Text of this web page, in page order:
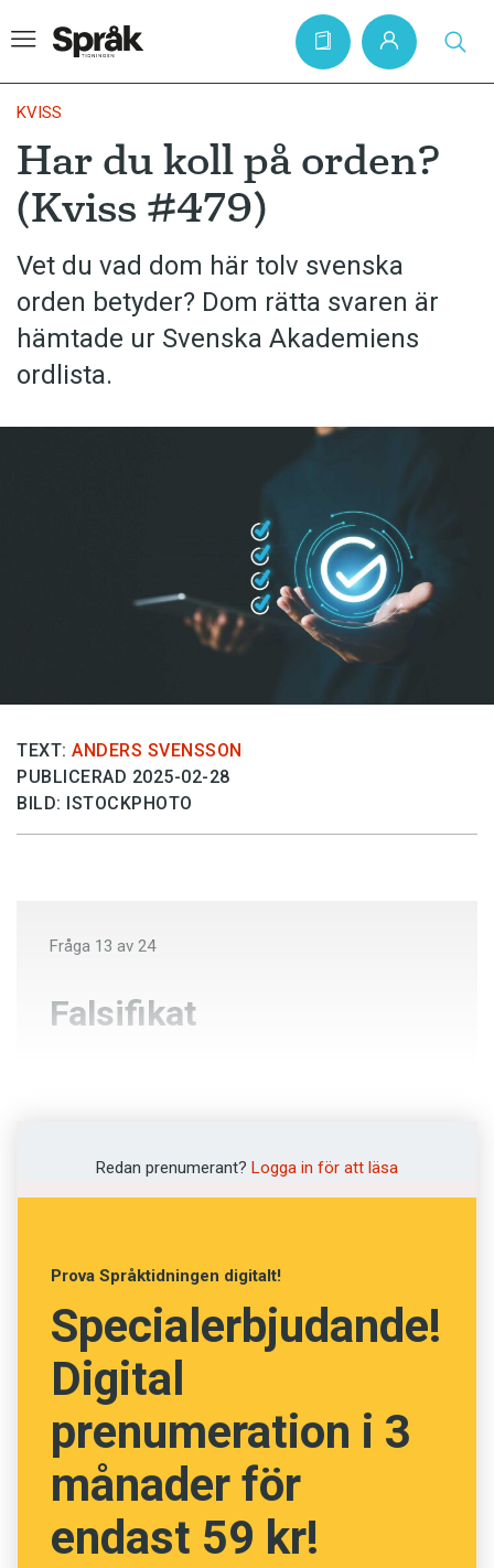
Hem
Artiklar
Krönikor
Språkfrågor
Skrivtips
Bokrecensioner
Kviss
Press
KVISS
Har du koll på orden?
(Kviss #479)
Vet du vad dom här tolv svenska
orden betyder? Dom rätta svaren är
hämtade ur Svenska Akademiens
ordlista.
TEXT: ANDERS SVENSSON
PUBLICERAD 2025-02-28
BILD: ISTOCKPHOTO
Fråga 13 av 24
Falsifikat
Förfalskning
NÄSTA FRÅGA
Redan prenumerant? Logga in för att läsa
Prova Språktidningen digitalt!
Specialerbjudande!
Digital
prenumeration i 3
månader för
endast 59 kr!